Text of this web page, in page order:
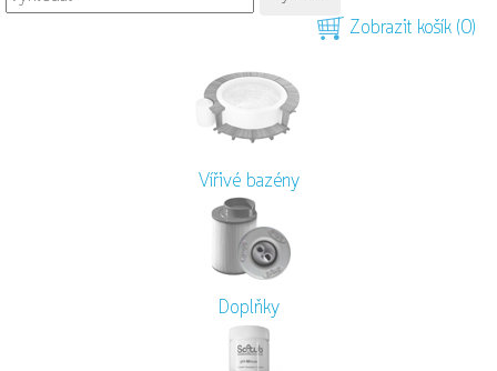
Zobrazit košík (0)
Vířivé bazény
Doplňky